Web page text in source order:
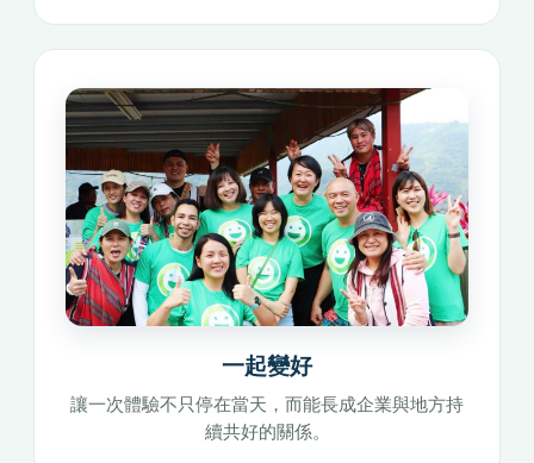
一起變好
讓一次體驗不只停在當天，而能長成企業與地方持
續共好的關係。